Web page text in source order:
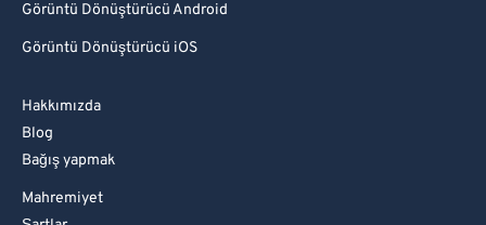
Görüntü Dönüştürücü Android
Görüntü Dönüştürücü iOS
Hakkımızda
Blog
Bağış yapmak
Mahremiyet